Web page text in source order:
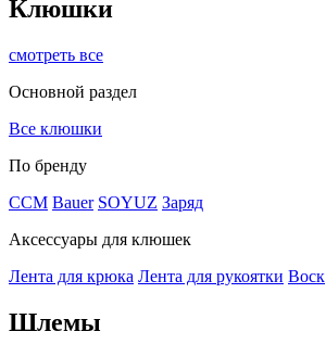
Клюшки
смотреть все
Основной раздел
Все клюшки
По бренду
CCM Bauer SOYUZ Заряд
Аксессуары для клюшек
Лента для крюка Лента для рукоятки Воск
Шлемы